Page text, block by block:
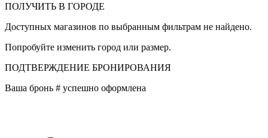
ПОЛУЧИТЬ В ГОРОДЕ
Доступных магазинов по выбранным фильтрам не найдено.
Попробуйте изменить город или размер.
ПОДТВЕРЖДЕНИЕ БРОНИРОВАНИЯ
Ваша бронь # успешно оформлена